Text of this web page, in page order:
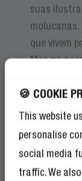
🍪 COOKIE
This website
personalise
social media
traffic. We
suas
que vivem
Mas na
transmitir